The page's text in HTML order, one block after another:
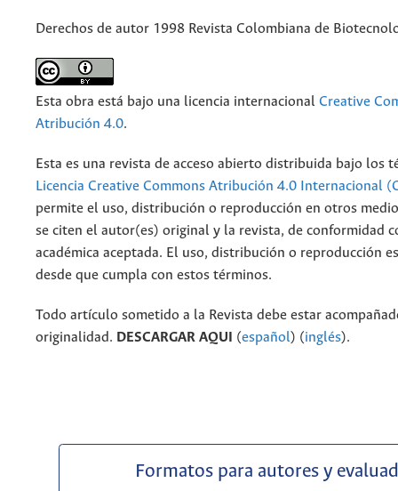
Derechos de autor 1998 Revista Colombiana de
Esta obra está bajo una licencia internacional Creative
Atribución 4.0.
Esta es una revista de acceso abierto distribuida bajo los
Licencia Creative Commons Atribución 4.0 Internacional
permite el uso, distribución o reproducción en otros
se citen el autor(es) original y la revista, de conformidad
académica aceptada. El uso, distribución o reproducción
desde que cumpla con estos términos.
Todo artículo sometido a la Revista debe estar
originalidad. DESCARGAR AQUI (español) (inglés).
Formatos para autores y